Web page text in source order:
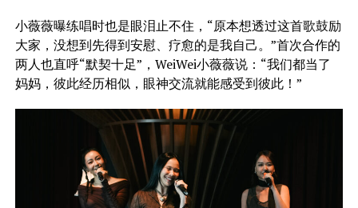
小薇薇曝练唱时也是眼泪止不住，“原本想透过这首歌鼓励
大家，没想到先得到安慰、疗愈的是我自己。”首次合作的
两人也直呼“默契十足”，WeiWei小薇薇说：“我们都当了
妈妈，彼此经历相似，眼神交流就能感受到彼此！”